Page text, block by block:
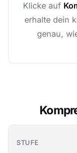
Klicke auf
erhalte dein
genau,
STUFE